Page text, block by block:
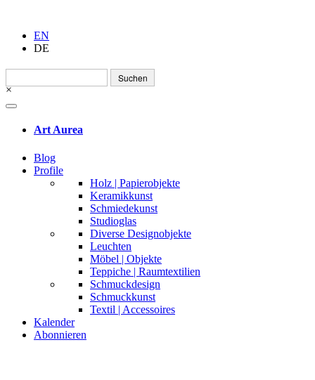
EN
DE
Suchen
nach:
×
Art Aurea
Blog
Profile
Holz | Papierobjekte
Keramikkunst
Schmiedekunst
Studioglas
Diverse Designobjekte
Leuchten
Möbel | Objekte
Teppiche | Raumtextilien
Schmuckdesign
Schmuckkunst
Textil | Accessoires
Kalender
Abonnieren